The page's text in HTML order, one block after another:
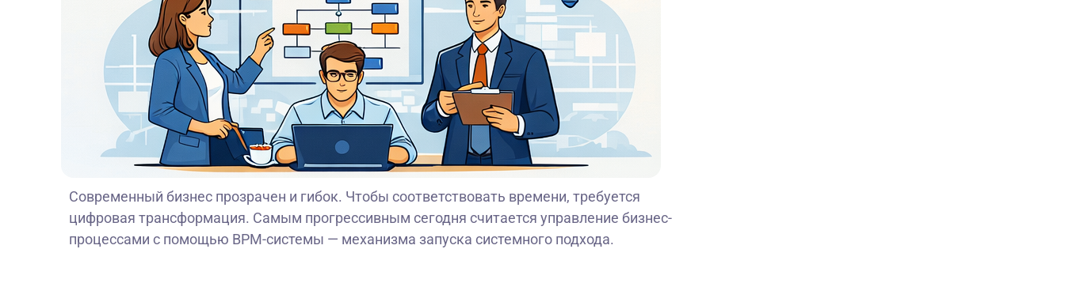
Современный бизнес прозрачен и гибок. Чтобы соответствовать времени, требуется
цифровая трансформация. Самым прогрессивным сегодня считается управление бизнес-
процессами c помощью BPM-системы — механизма запуска системного подхода.